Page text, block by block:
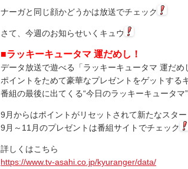
ナーガと同じ顔かどうかは放送でチェック
さて、今週のお知らせいくキュウ
■ラッキーキュータマ 運だめし！
データ放送で遊べる「ラッキーキュータマ 運だめ
ポイントをためて豪華なプレゼントをゲットする
番組の最後に出てくる“今日のラッキーキュータマ
9月からはポイントがリセットされて新たなスター
9月～11月のプレゼントは番組サイトでチェック
詳しくはこちら
https://www.tv-asahi.co.jp/kyuranger/data/